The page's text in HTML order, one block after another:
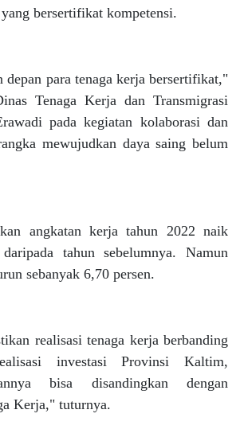
bersertifikat kompetensi.
depan para tenaga kerja bersertifikat,"
Tenaga Kerja dan Transmigrasi
pada kegiatan kolaborasi dan
mewujudkan daya saing belum
angkatan kerja tahun 2022 naik
tahun sebelumnya. Namun
sebanyak 6,70 persen.
realisasi tenaga kerja berbanding
investasi Provinsi Kaltim,
bisa disandingkan dengan
Kerja," tuturnya.